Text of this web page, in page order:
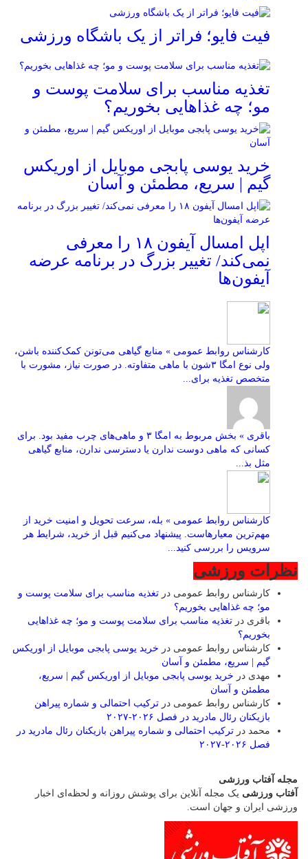
فیت ‌فایو؛ فراتر از یک باشگاه ورزشی
تغذیه مناسب برای سلامت پوست و
مو؛ چه غذاهایی بخوریم؟
خرید یوسی پابجی موبایل از اوریکس
گیم | سریع، مطمئن و آسان
اپل امسال آیفون ۱۸ را معرفی
نمی‌کند/ تغییر بزرگ در برنامه عرضه
آیفون‌ها
کارشناس روابط عمومی » منابع گیاهی می‌تونن کمک‌کننده باشن،
ولی نوع امگا ۳شون با ماهی متفاوته. در صورت نیاز، مشورت با
متخصص تغذیه برای...
باقری » بخش مربوط به امگا ۳ و ماهی‌های چرب مفید بود. برای
کسانی که ماهی دوست ندارن یا دسترسی ندارن، منابع گیاهی
مثل بذ...
کارشناس روابط عمومی » بله، سرعت تحویل و امنیت خرید از
مهم‌ترین معیارهاست. پیشنهاد می‌کنیم قبل از خرید، شرایط هر
سرویس را بررسی کنید...
ورزشی
کارشناس روابط عمومیدر تغذیه مناسب برای سلامت پوست و
مو؛ چه غذاهایی بخوریم؟
باقریدر تغذیه مناسب برای سلامت پوست و مو؛ چه غذاهایی
بخوریم؟
کارشناس روابط عمومیدر خرید یوسی پابجی موبایل از اوریکس
گیم | سریع، مطمئن و آسان
مهدیدر خرید یوسی پابجی موبایل از اوریکس گیم | سریع،
مطمئن و آسان
کارشناس روابط عمومیدر ترکیب احتمالی و شماره پیراهن
بازیکنان رئال مادرید در فصل ۲۰۲۶-۲۰۲۷
محمددر ترکیب احتمالی و شماره پیراهن بازیکنان رئال مادرید در
فصل ۲۰۲۶-۲۰۲۷
آفتاب ورزشی
ورزشییک مجله آنلاین برای پوشش روزانه و لحظه‌ای اخبار
ایران و جهان است.